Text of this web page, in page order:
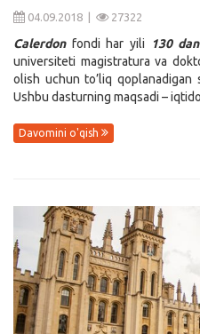
04.09.2018 | 27322
Calerdon fondi har yili 130
universiteti magistratura va
olish uchun to’liq qoplanadigan
Ushbu dasturning maqsadi –
Davomini o'qish